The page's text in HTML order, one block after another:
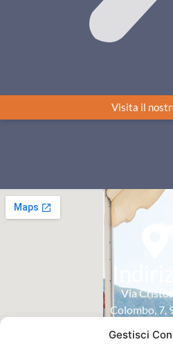
Gestisci
Visita il
Via
Colombo, 7,